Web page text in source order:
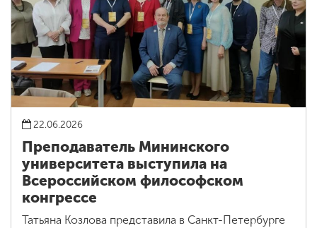
22.06.2026
Преподаватель Мининского
университета выступила на
Всероссийском философском
конгрессе
Татьяна Козлова представила в Санкт-Петербурге